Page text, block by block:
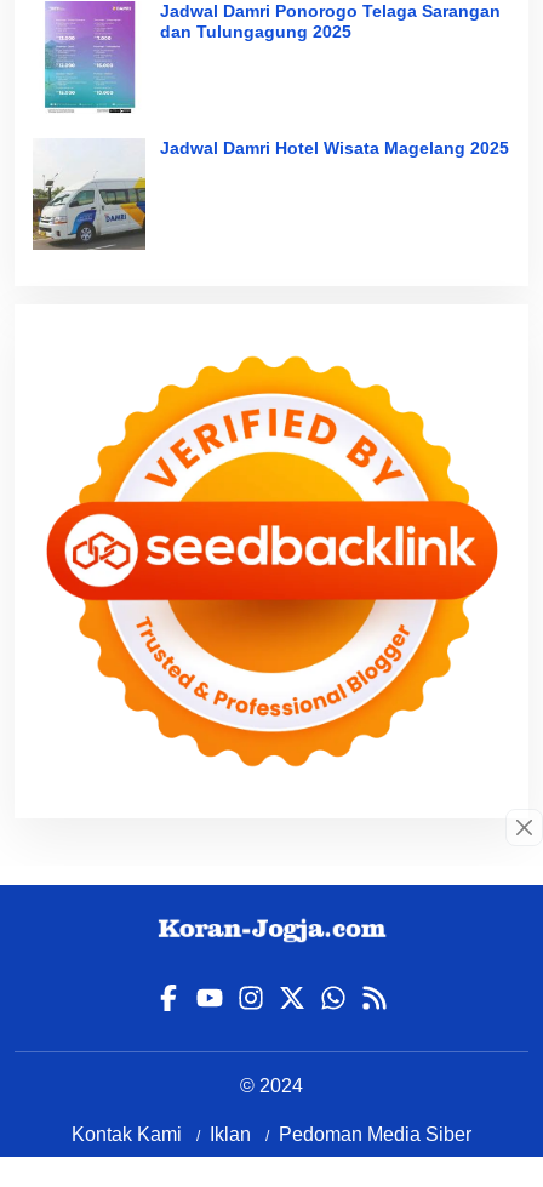
Jadwal Damri Ponorogo Telaga Sarangan
dan Tulungagung 2025
Jadwal Damri Hotel Wisata Magelang 2025
© 2024
Kontak Kami Iklan Pedoman Media Siber